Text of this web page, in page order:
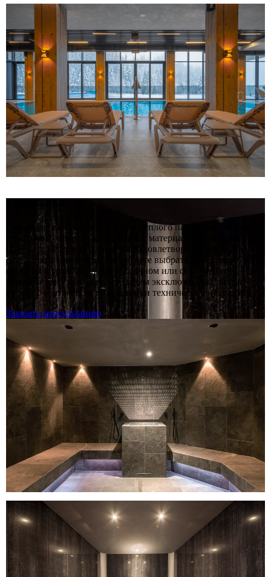
Сочетание высокой влажности, теплого пара, декоративного
мозаичного панно и натуральных материалов позволяет
получить не только физическое удовлетворение, но и
душевное спокойствие. Вы можете выбрать концепцию
хаммама в традиционном восточном или современном
европейском стиле, а мы создадим эксклюзивный дизайн-
проект с учетом всех пожеланий и технических нюансов.
Заказать консультацию